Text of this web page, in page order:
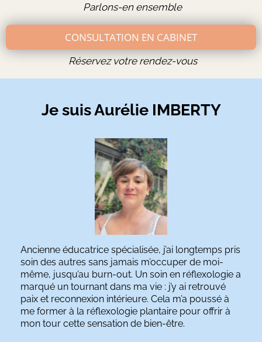
Parlons-en ensemble
CONSULTATION EN CABINET
Réservez votre rendez-vous
Je suis Aurélie IMBERTY
Ancienne éducatrice spécialisée, j’ai longtemps pris
soin des autres sans jamais m’occuper de moi-
même, jusqu’au burn-out. Un soin en réflexologie a
marqué un tournant dans ma vie : j’y ai retrouvé
paix et reconnexion intérieure. Cela m’a poussé à
me former à la réflexologie plantaire pour offrir à
mon tour cette sensation de bien-être.